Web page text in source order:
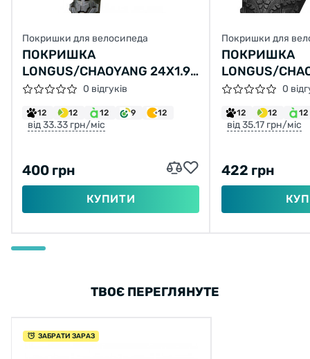
Покришки для велосипеда
ПОКРИШКА
LONGUS/CHAOYANG 24X1.95
Н-554 (47-507)
0 відгуків
12 12 12 9 12
від 33.33 грн/міс
400 грн
КУПИТИ
Покришки для
ПОКРИШКА
LONGUS/
H-5150 (50-
0
12 12 12
від 35.17 грн/міс
422 грн
ТВОЄ ПЕРЕГЛЯНУТЕ
ЗАБРАТИ ЗАРАЗ